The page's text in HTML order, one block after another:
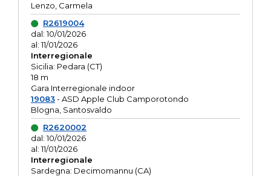
Lenzo, Carmela
R2619004
dal: 10/01/2026
al: 11/01/2026
Interregionale
Sicilia: Pedara (CT)
18 m
Gara Interregionale indoor
19083- ASD Apple Club Camporotondo
Blogna, Santosvaldo
R2620002
dal: 10/01/2026
al: 11/01/2026
Interregionale
Sardegna: Decimomannu (CA)